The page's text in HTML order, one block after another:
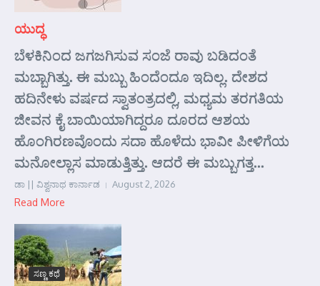
ಯುದ್ಧ
ಬೆಳಕಿನಿಂದ ಜಗಜಗಿಸುವ ಸಂಜೆ ರಾವು ಬಡಿದಂತೆ
ಮಬ್ಬಾಗಿತ್ತು. ಈ ಮಬ್ಬು ಹಿಂದೆಂದೂ ಇದಿಲ್ಲ. ದೇಶದ
ಹದಿನೇಳು ವರ್ಷದ ಸ್ವಾತಂತ್ರದಲ್ಲಿ, ಮಧ್ಯಮ ತರಗತಿಯ
ಜೀವನ ಕೈ ಬಾಯಿಯಾಗಿದ್ದರೂ ದೂರದ ಆಶಯ
ಹೊಂಗಿರಣವೊಂದು ಸದಾ ಹೊಳೆದು ಭಾವೀ ಪೀಳಿಗೆಯ
ಮನೋಲ್ಲಾಸ ಮಾಡುತ್ತಿತ್ತು. ಆದರೆ ಈ ಮಬ್ಬುಗತ್ತ...
ಡಾ || ವಿಶ್ವನಾಥ ಕಾರ್ನಾಡ August 2, 2026
Read More
ಸಣ್ಣ ಕಥೆ